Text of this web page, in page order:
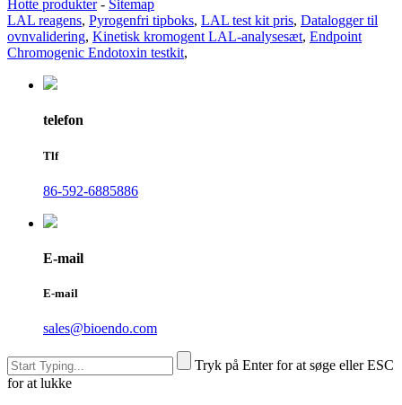
Hotte produkter- Sitemap
LAL reagens, Pyrogenfri tipboks, LAL test kit pris, Datalogger til
ovnvalidering, Kinetisk kromogent LAL-analysesæt, Endpoint
Chromogenic Endotoxin testkit,
telefon
Tlf
86-592-6885886
E-mail
E-mail
sales@bioendo.com
Tryk på Enter for at søge eller ESC
for at lukke